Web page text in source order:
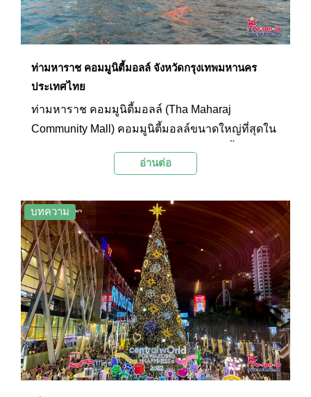
ท่ามหาราช คอมมูนิตี้มอลล์ จังหวัดกรุงเทพมหานคร
ประเทศไทย
ท่ามหาราช คอมมูนิตี้มอลล์ (Tha Maharaj
Community Mall) คอมมูนิตี้มอลล์ขนาดใหญ่ที่สุดใน
เจ้าพระยา เป็นสถานที่ท่องเที่ยวอีกแห่งหนึ่งใน
อ่านต่อ
บทความ